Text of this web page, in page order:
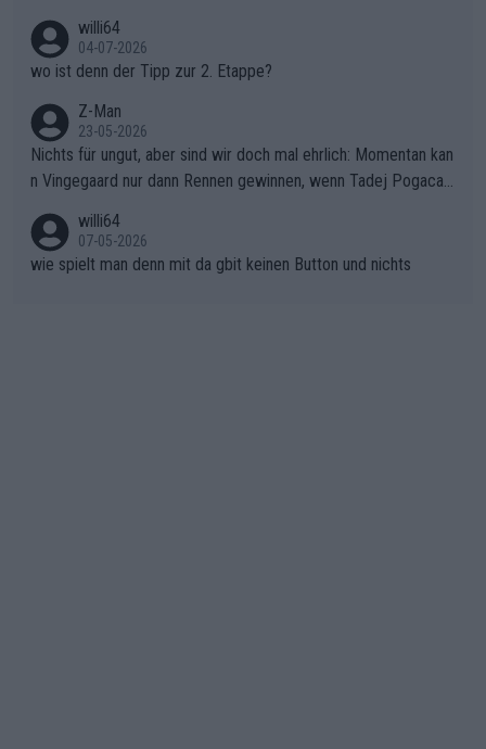
gibt. Diese Etappe wird sicher als der psychologische Wendep
unkt dieser Tour in die Geschichte eingehen. Wenn man bei so
einem harten Aufstieg einmal den Moment verpasst und der K
onkurrentin die "zweite Luft" schenkt, ist der Schaden am Ber
g kaum noch zu reparieren.Vor uns liegt nun das große Finale R
ichtung Nizza. Niewiadoma hat psychologisch Oberwasser, ab
er SD Worx und Vollering müssen jetzt All-In gehen. (gregman
n)
willi64
04-07-2026
wo ist denn der Tipp zur 2. Etappe?
Z-Man
23-05-2026
Nichts für ungut, aber sind wir doch mal ehrlich: Momentan kan
n Vingegaard nur dann Rennen gewinnen, wenn Tadej Pogacar
willi64
07-05-2026
wie spielt man denn mit da gbit keinen Button und nichts